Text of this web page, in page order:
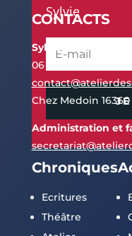
Sylvie
CONTACTS
Sylvie Pierrel
06 60 21 42 06
Chez Medoin 16360
Administration et
Chroniques
Ecritures
Théâtre